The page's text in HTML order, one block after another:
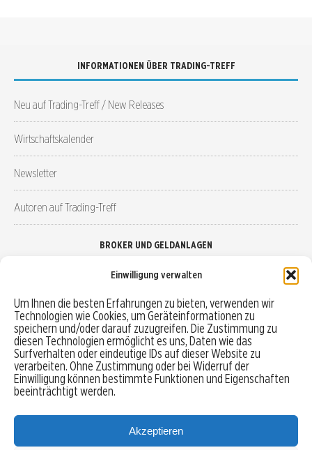
Einwilligung verwalten
Um Ihnen die besten Erfahrungen zu bieten, verwenden wir
Technologien wie Cookies, um Geräteinformationen zu
speichern und/oder darauf zuzugreifen. Die Zustimmung zu
diesen Technologien ermöglicht es uns, Daten wie das
Surfverhalten oder eindeutige IDs auf dieser Website zu
verarbeiten. Ohne Zustimmung oder bei Widerruf der
Einwilligung können bestimmte Funktionen und Eigenschaften
beeinträchtigt werden.
Akzeptieren
INFORMATIONEN ÜBER TRADING-TREFF
Neu auf Trading-Treff / New Releases
Wirtschaftskalender
Newsletter
Autoren auf Trading-Treff
BROKER UND GELDANLAGEN
Robo-Advisor vergleichen
Depotvergleich
Festgeld vergleichen
Tagesgeld vergleichen